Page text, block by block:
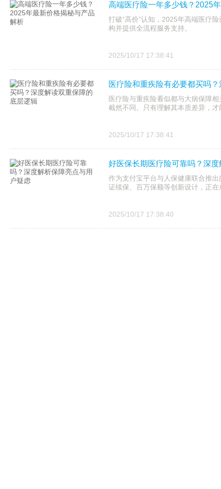
高端医疗险一年多少钱？2025
打破“高价”认知，2025年高端医疗
构并提供全流程服务支持。
2025/10/17 17:38:41
医疗险和重疾险有必要都买吗
医疗险与重疾险看似都与大病保障
截然不同。只有理解其本质差异，
2025/10/17 17:38:41
好医保长期医疗险可靠吗？深
作为支付宝平台与人保健康联合推
证续保、百万保额等创新设计，正
2025/10/17 17:38:40